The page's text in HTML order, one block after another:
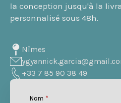
la conception jusqu'à la
personnalisé sous 48h.
Nîmes
+33 7 85 90 38 49
Nom *